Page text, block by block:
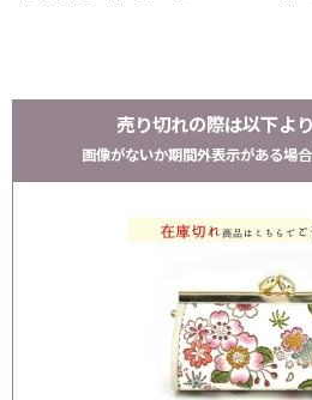
売り切れの際は以下よ
画像がないか期間外表示がある場